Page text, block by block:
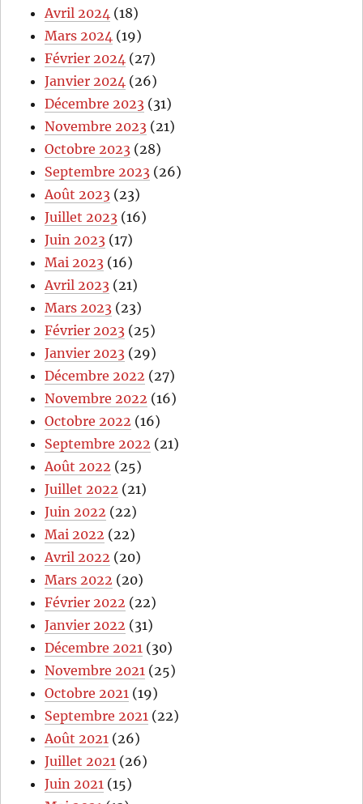
Avril 2024 (18)
Mars 2024 (19)
Février 2024 (27)
Janvier 2024 (26)
Décembre 2023 (31)
Novembre 2023 (21)
Octobre 2023 (28)
Septembre 2023 (26)
Août 2023 (23)
Juillet 2023 (16)
Juin 2023 (17)
Mai 2023 (16)
Avril 2023 (21)
Mars 2023 (23)
Février 2023 (25)
Janvier 2023 (29)
Décembre 2022 (27)
Novembre 2022 (16)
Octobre 2022 (16)
Septembre 2022 (21)
Août 2022 (25)
Juillet 2022 (21)
Juin 2022 (22)
Mai 2022 (22)
Avril 2022 (20)
Mars 2022 (20)
Février 2022 (22)
Janvier 2022 (31)
Décembre 2021 (30)
Novembre 2021 (25)
Octobre 2021 (19)
Septembre 2021 (22)
Août 2021 (26)
Juillet 2021 (26)
Juin 2021 (15)